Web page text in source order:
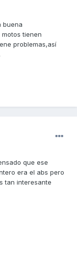
buena
tienen
problemas,así
que ese
era el abs pero
tan interesante